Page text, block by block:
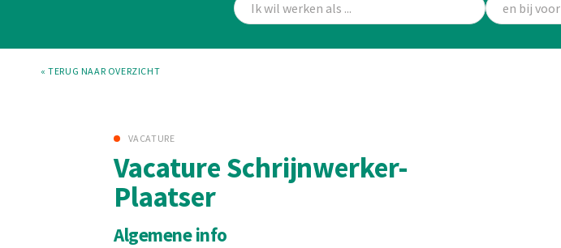
« TERUG NAAR OVERZICHT
VACATURE
Vacature Schrijnwerker-
Plaatser
Algemene info